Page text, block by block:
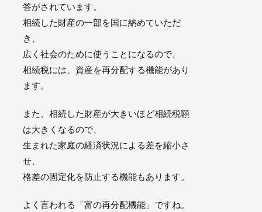
答がされています。
相続した財産の一部を国に納めていただ
き、
広く社会のために使うことになるので、
相続税には、資産を再分配する機能があり
ます。
また、相続した財産が大きいほど相続税額
は大きくなるので、
生まれた家庭の経済状況による差を縮小さ
せ、
格差の固定化を防止する機能もあります。
よく言われる「富の再分配機能」ですね。